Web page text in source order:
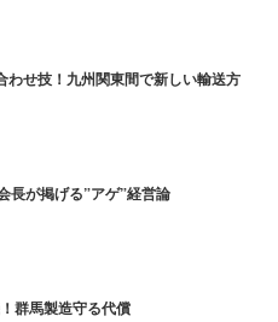
わせ技！九州関東間で新しい輸送方
長が掲げる”アゲ”経営論
群馬製造守る代償